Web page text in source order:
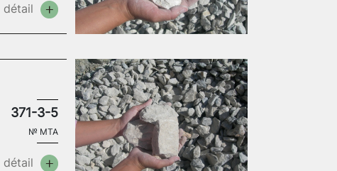
détail
371-3-5
№ MTA
détail